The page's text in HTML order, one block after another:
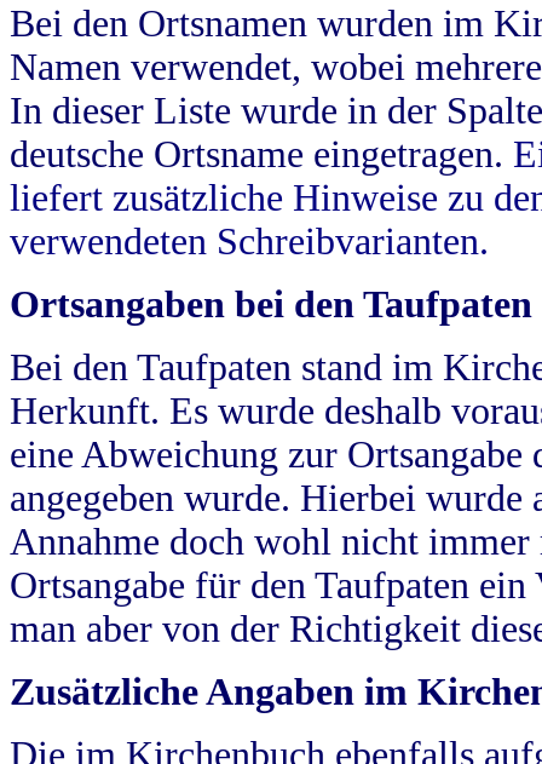
Bei den Ortsnamen wurden im
Namen verwendet, wobei
In dieser Liste wurde in der
deutsche Ortsname eingetragen.
liefert zusätzliche Hinweise zu
verwendeten Schreibvarianten.
Ortsangaben bei den Taufpaten
Bei den Taufpaten stand im
Herkunft. Es wurde deshalb
eine Abweichung zur
angegeben wurde. Hierbei wurde
Annahme doch wohl nicht
Ortsangabe für den Taufpaten
man aber von der Richtigkeit
Zusätzliche Angaben im
Die im Kirchenbuch ebenfalls